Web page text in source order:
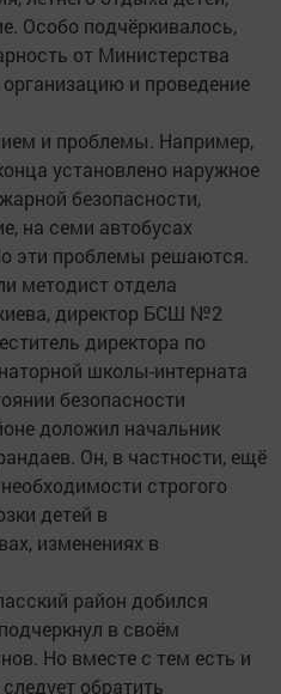
Особо подчёркивалось,
от Министерства
и проведение
и проблемы. Например,
установлено наружное
безопасности,
на семи автобусах
эти проблемы решаются.
методист отдела
директор БСШ №2
директора по
школы-интерната
безопасности
доложил начальник
Он, в частности, ещё
строгого
детей в
изменениях в
район добился
в своём
Но вместе с тем есть и
обратить